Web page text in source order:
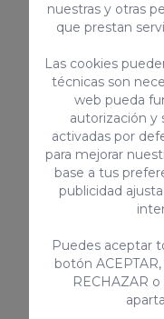
La Promo de
desnivel
negativo de
467 metros a
horas.
Los
terminarán en
Degollada
Youth: 18
nuestras y otras
que prestan
Las cookies
técnicas son
web pueda
autorización y
activadas por
para mejorar
base a tus
publicidad
Puedes aceptar
botón
RECHAZAR